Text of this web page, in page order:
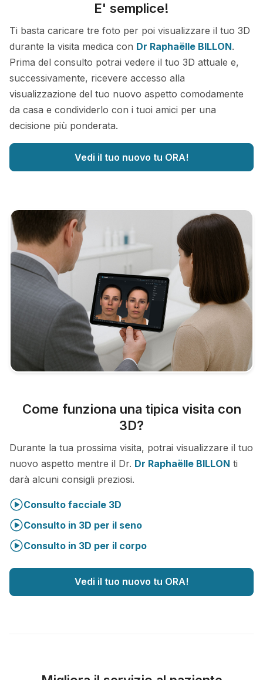
E' semplice!
Ti basta caricare tre foto per poi visualizzare il tuo 3D
durante la visita medica con Dr Raphaëlle BILLON.
Prima del consulto potrai vedere il tuo 3D attuale e,
successivamente, ricevere accesso alla
visualizzazione del tuo nuovo aspetto comodamente
da casa e condividerlo con i tuoi amici per una
decisione più ponderata.
Vedi il tuo nuovo tu ORA!
Come funziona una tipica visita con
3D?
Durante la tua prossima visita, potrai visualizzare il tuo
nuovo aspetto mentre il Dr. Dr Raphaëlle BILLON ti
darà alcuni consigli preziosi.
Consulto facciale 3D
Consulto in 3D per il seno
Consulto in 3D per il corpo
Vedi il tuo nuovo tu ORA!